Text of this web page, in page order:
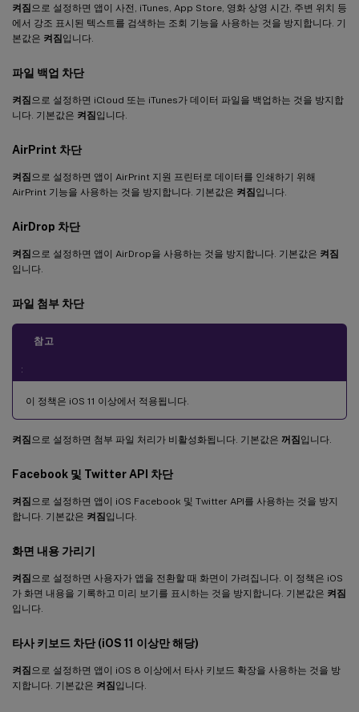
켜짐 으로 설정하면 앱이 사전, iTunes, App Store, 영화 상영 시간, 주변 위치 등
에서 강조 표시된 텍스트를 검색하는 조회 기능을 사용하는 것을 방지합니다. 기
본값은 켜짐입니다.
파일 백업 차단
켜짐 으로 설정하면 iCloud 또는 iTunes가 데이터 파일을 백업하는 것을 방지합
니다. 기본값은 켜짐입니다.
AirPrint 차단
켜짐 으로 설정하면 앱이 AirPrint 지원 프린터로 데이터를 인쇄하기 위해
AirPrint 기능을 사용하는 것을 방지합니다. 기본값은 켜짐입니다.
AirDrop 차단
켜짐 으로 설정하면 앱이 AirDrop을 사용하는 것을 방지합니다. 기본값은 켜짐
입니다.
파일 첨부 차단
참고
:
이 정책은 iOS 11 이상에서 적용됩니다.
켜짐 으로 설정하면 첨부 파일 처리가 비활성화됩니다. 기본값은 꺼짐입니다.
Facebook 및 Twitter API 차단
켜짐 으로 설정하면 앱이 iOS Facebook 및 Twitter API를 사용하는 것을 방지
합니다. 기본값은 켜짐입니다.
화면 내용 가리기
켜짐 으로 설정하면 사용자가 앱을 전환할 때 화면이 가려집니다. 이 정책은 iOS
가 화면 내용을 기록하고 미리 보기를 표시하는 것을 방지합니다. 기본값은 켜짐
입니다.
타사 키보드 차단 (iOS 11 이상만 해당)
켜짐 으로 설정하면 앱이 iOS 8 이상에서 타사 키보드 확장을 사용하는 것을 방
지합니다. 기본값은 켜짐입니다.